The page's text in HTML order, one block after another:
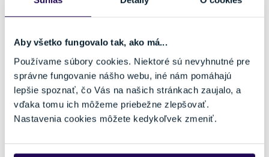
Aby všetko fungovalo tak, ako má...
Používame súbory cookies. Niektoré sú nevyhnutné pre
správne fungovanie nášho webu, iné nám pomáhajú
lepšie spoznať, čo Vás na našich stránkach zaujalo, a
vďaka tomu ich môžeme priebežne zlepšovať.
Nastavenia cookies môžete kedykoľvek zmeniť.
Šiltovka Oakley Cadence Road Cap 2.0 Blackout
-35 %
30,00 €
19,50 €